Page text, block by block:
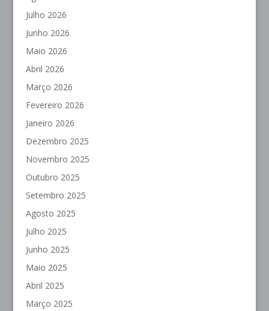
Julho 2026
Junho 2026
Maio 2026
Abril 2026
Março 2026
Fevereiro 2026
Janeiro 2026
Dezembro 2025
Novembro 2025
Outubro 2025
Setembro 2025
Agosto 2025
Julho 2025
Junho 2025
Maio 2025
Abril 2025
Março 2025